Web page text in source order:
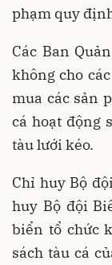
phạm quy
Các Ban
không cho
mua các sản
cá hoạt động
tàu lưới kéo.
Chỉ huy Bộ
huy Bộ đội
biển tổ chức
sách tàu cá